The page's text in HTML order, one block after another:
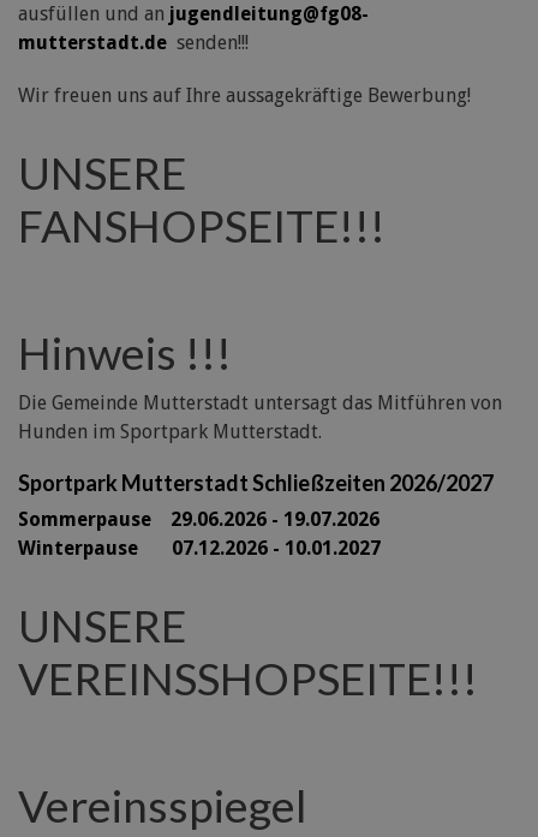
ausfüllen und an jugendleitung@fg08-
mutterstadt.de senden!!!
Wir freuen uns auf Ihre aussagekräftige Bewerbung!
UNSERE
FANSHOPSEITE!!!
Hinweis !!!
Die Gemeinde Mutterstadt untersagt das Mitführen von
Hunden im Sportpark Mutterstadt.
Sportpark Mutterstadt Schließzeiten 2026/2027
Sommerpause 29.06.2026 - 19.07.2026
Winterpause 07.12.2026 - 10.01.2027
UNSERE
VEREINSSHOPSEITE!!!
Vereinsspiegel